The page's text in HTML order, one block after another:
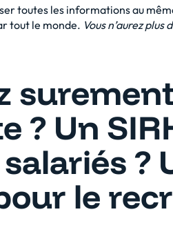
toutes les informations au
tout le monde. Vous n’aurez
? Un
?
le